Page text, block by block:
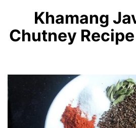
Khamang
Chutney